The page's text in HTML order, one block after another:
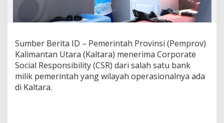
a
n
u
a
n
M
o
Sumber Berita ID – Pemerintah Provinsi (Pemprov)
Kalimantan Utara (Kaltara) menerima Corporate
Social Responsibility (CSR) dari salah satu bank
milik pemerintah yang wilayah operasionalnya ada
di Kaltara.